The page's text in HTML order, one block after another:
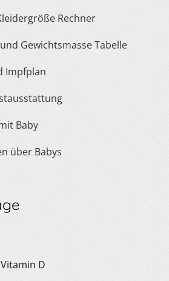
Rechner
Gewichtsmasse Tabelle
Impfplan
Baby
über Babys
D